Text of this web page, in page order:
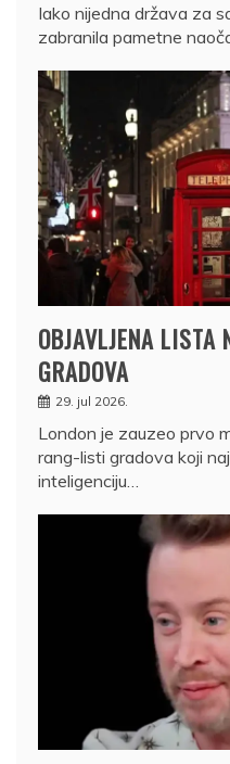
Iako nijedna država za
zabranila pametne
OBJAVLJENA LISTA
GRADOVA
29. jul 2026.
London je zauzeo prvo
rang-listi gradova koji
inteligenciju…